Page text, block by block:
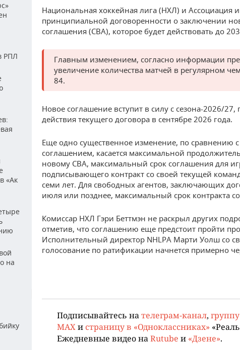
РПЛ
«Ак
на
Национальная хоккейная лига (НХЛ) и Ассоциация
принципиальной договоренности о заключении
соглашения (CBA), которое будет действовать до
Главным изменением, согласно информации
увеличение количества матчей в регулярном
84.
Новое соглашение вступит в силу с сезона-2026/27,
действия текущего договора в сентябре 2026 года.
Еще одно существенное изменение, по сравнению
соглашением, касается максимальной
новому CBA, максимальный срок соглашения для
подписывающего контракт со своей текущей
семи лет. Для свободных агентов, заключающих
июля или позднее, максимальный срок контракта
Комиссар НХЛ Гэри Беттмэн не раскрыл других
отметив, что соглашению еще предстоит пройти
Исполнительный директор NHLPA Марти Уолш со
голосование по ратификации начнется примерно
Подписывайтесь нателеграм-канал,
MAXи страницу в «Одноклассниках»
Ежедневные видео наRutube и «Дзене».